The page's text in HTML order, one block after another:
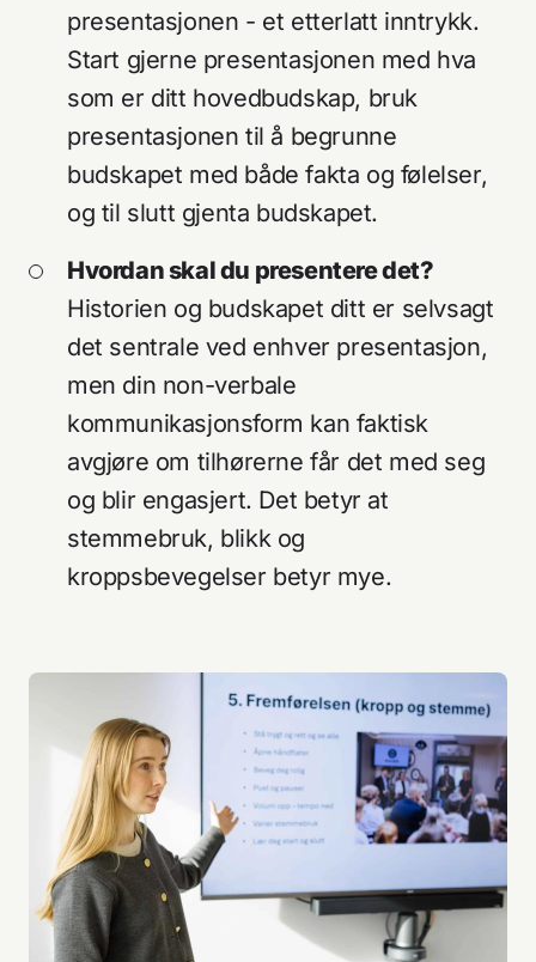
presentasjonen - et etterlatt inntrykk.
Start gjerne presentasjonen med hva
som er ditt hovedbudskap, bruk
presentasjonen til å begrunne
budskapet med både fakta og følelser,
og til slutt gjenta budskapet.
Hvordan skal du presentere det?
Historien og budskapet ditt er selvsagt
det sentrale ved enhver presentasjon,
men din non-verbale
kommunikasjonsform kan faktisk
avgjøre om tilhørerne får det med seg
og blir engasjert. Det betyr at
stemmebruk, blikk og
kroppsbevegelser betyr mye.